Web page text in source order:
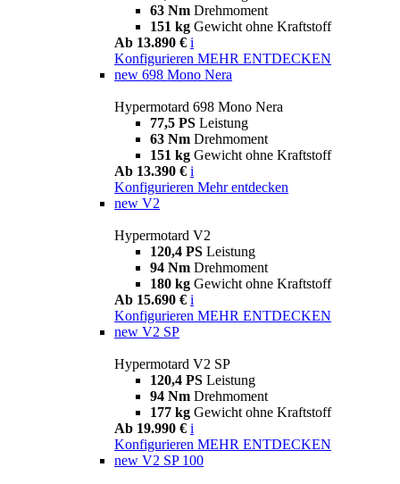
63 Nm Drehmoment
151 kg Gewicht ohne Kraftstoff
Ab 13.890 € i
Konfigurieren MEHR ENTDECKEN
new 698 Mono Nera
Hypermotard 698 Mono Nera
77,5 PS Leistung
63 Nm Drehmoment
151 kg Gewicht ohne Kraftstoff
Ab 13.390 € i
Konfigurieren Mehr entdecken
new V2
Hypermotard V2
120,4 PS Leistung
94 Nm Drehmoment
180 kg Gewicht ohne Kraftstoff
Ab 15.690 € i
Konfigurieren MEHR ENTDECKEN
new V2 SP
Hypermotard V2 SP
120,4 PS Leistung
94 Nm Drehmoment
177 kg Gewicht ohne Kraftstoff
Ab 19.990 € i
Konfigurieren MEHR ENTDECKEN
new V2 SP 100